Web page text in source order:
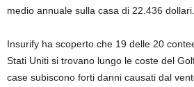
medio annuale sulla casa di 22.436 dollari.
Insurify ha scoperto che 19 delle 20
Stati Uniti si trovano lungo le coste del
case subiscono forti danni causati dal